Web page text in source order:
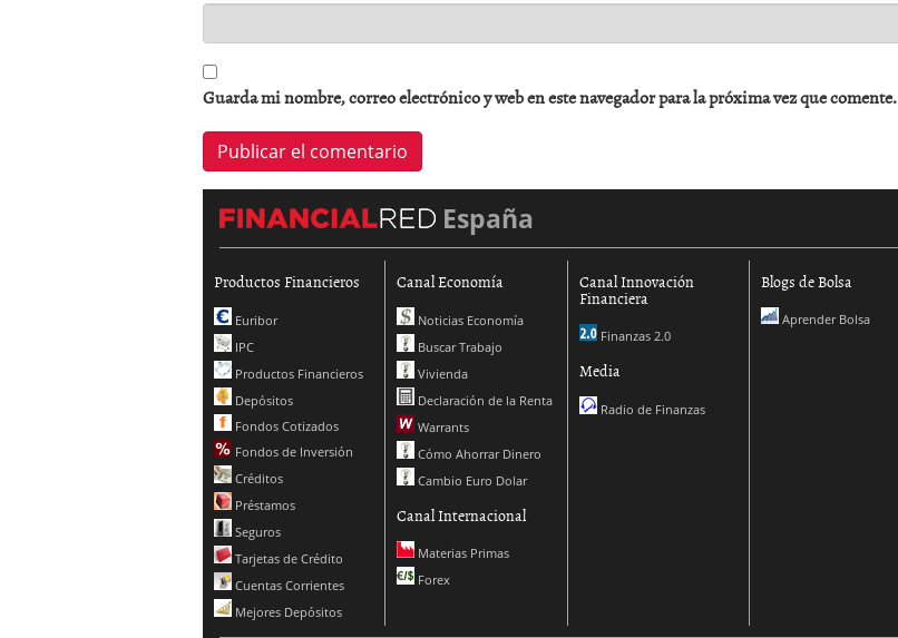
Guarda mi nombre, correo electrónico y web en este navegador para la próxima vez que comente.
España
Productos Financieros
Euribor
IPC
Productos Financieros
Depósitos
Fondos Cotizados
Fondos de Inversión
Créditos
Préstamos
Seguros
Tarjetas de Crédito
Cuentas Corrientes
Mejores Depósitos
Canal Economía
Noticias Economía
Buscar Trabajo
Vivienda
Declaración de la Renta
Warrants
Cómo Ahorrar Dinero
Cambio Euro Dolar
Canal Internacional
Materias Primas
Forex
Canal Innovación
Financiera
Finanzas 2.0
Media
Radio de Finanzas
Blogs de Bolsa
Aprender Bolsa